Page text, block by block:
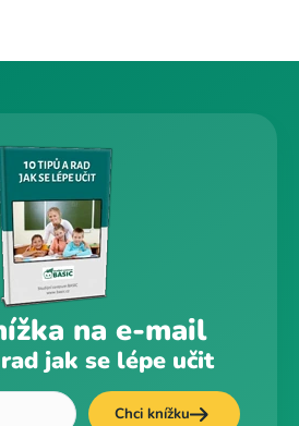
na e-mail
jak se lépe učit
Chci knížku